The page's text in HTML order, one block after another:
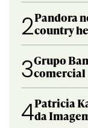
2Pandora
country
3Grupo
comercial
4Patricia
da